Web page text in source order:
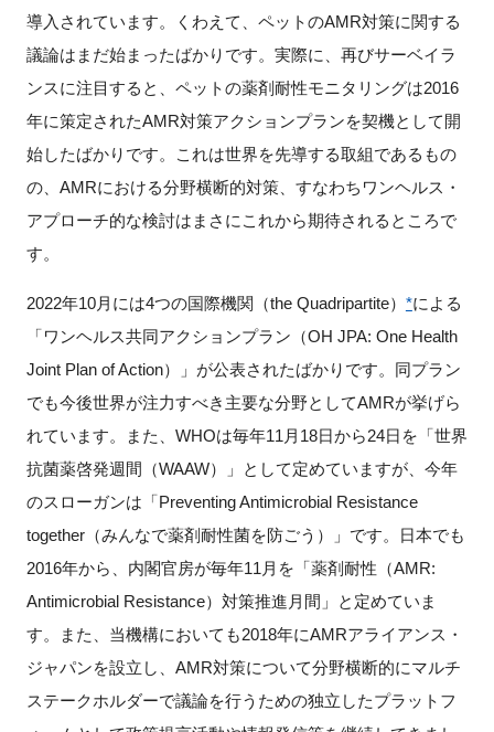
導入されています。くわえて、ペットのAMR対策に関する
議論はまだ始まったばかりです。実際に、再びサーベイラ
ンスに注目すると、ペットの薬剤耐性モニタリングは2016
年に策定されたAMR対策アクションプランを契機として開
始したばかりです。これは世界を先導する取組であるもの
の、AMRにおける分野横断的対策、すなわちワンヘルス・
アプローチ的な検討はまさにこれから期待されるところで
す。
2022年10月には4つの国際機関（the Quadripartite） *による
「ワンヘルス共同アクションプラン（OH JPA: One Health
Joint Plan of Action）」が公表されたばかりです。同プラン
でも今後世界が注力すべき主要な分野としてAMRが挙げら
れています。また、WHOは毎年11月18日から24日を「世界
抗菌薬啓発週間（WAAW）」として定めていますが、今年
のスローガンは「Preventing Antimicrobial Resistance
together（みんなで薬剤耐性菌を防ごう）」です。日本でも
2016年から、内閣官房が毎年11月を「薬剤耐性（AMR:
Antimicrobial Resistance）対策推進月間」と定めていま
す。また、当機構においても2018年にAMRアライアンス・
ジャパンを設立し、AMR対策について分野横断的にマルチ
ステークホルダーで議論を行うための独立したプラットフ